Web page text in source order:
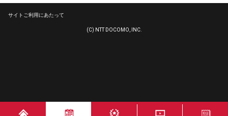
サイトご利用にあたって
(C) NTT DOCOMO, INC.